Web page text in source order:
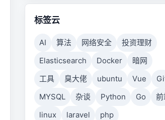
标签云
AI 算法 网络安全
投资理财
Elasticsearch
Docker
暗网
工具
臭大佬 ubuntu Vue
MYSQL
杂谈 Python Go
linux
laravel php